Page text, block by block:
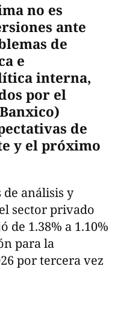
no es
ante
de
e
interna,
por el
de
y el próximo
de análisis y
sector privado
1.38% a 1.10%
para la
por tercera vez